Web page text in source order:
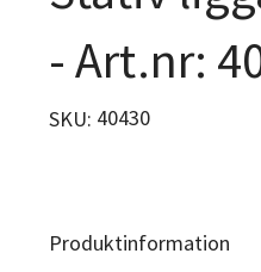
- Art.nr:
SKU:
SKU
40430
40430
Produktinformation